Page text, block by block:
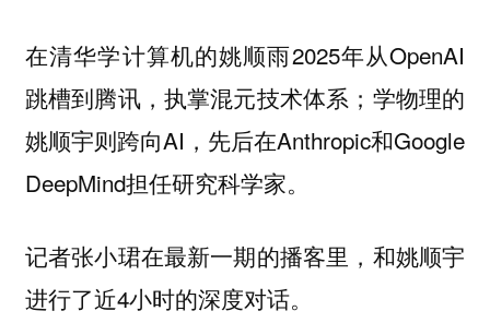
在清华学计算机的姚顺雨2025年从OpenAI
跳槽到腾讯，执掌混元技术体系；学物理的
姚顺宇则跨向AI，先后在Anthropic和Google
DeepMind担任研究科学家。
记者张小珺在最新一期的播客里，和姚顺宇
进行了近4小时的深度对话。